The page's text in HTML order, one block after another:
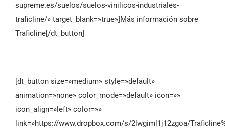
supreme.es/suelos/suelos-vinilicos-industriales-
traficline/» target_blank=»true»]Más información sobre
Traficline[/dt_button]
[dt_button size=»medium» style=»default»
animation=»none» color_mode=»default» icon=»»
icon_align=»left» color=»»
link=»https://www.dropbox.com/s/2lwgiml1j12zgoa/